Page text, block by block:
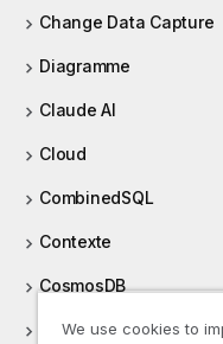
Change Data Capture
Diagramme
Claude AI
Cloud
CombinedSQL
Contexte
CosmosDB
Couchbase
We use cookies to